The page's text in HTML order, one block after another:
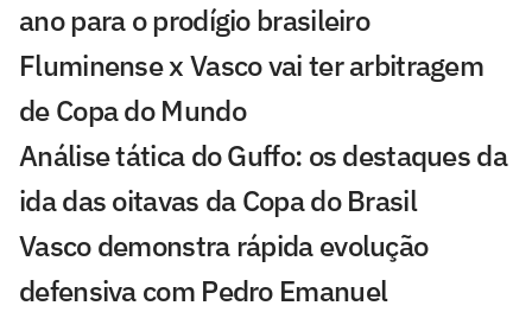
ano para o prodígio brasileiro
Fluminense x Vasco vai ter arbitragem
de Copa do Mundo
Análise tática do Guffo: os destaques da
ida das oitavas da Copa do Brasil
Vasco demonstra rápida evolução
defensiva com Pedro Emanuel